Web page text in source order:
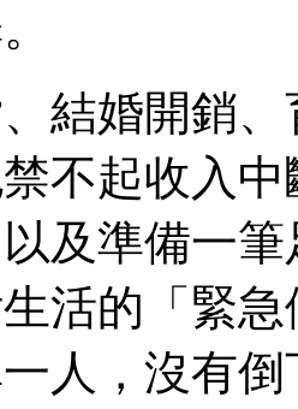
結婚開銷
不起收入
及準備一
活的「緊
人，沒有